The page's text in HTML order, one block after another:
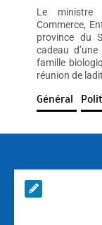
Le ministre
Commerce,
province du
cadeau
famille
réunion de
Général